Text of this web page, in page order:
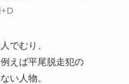
でむり、
えば平尾脱走犯の
い人物。